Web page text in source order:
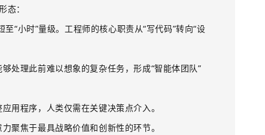
态：
至“小时”量级。工程师的核心职责从“写代码”转向“设
处理此前难以想象的复杂任务，形成“智能体团队”
用程序，人类仅需在关键决策点介入。
聚焦于最具战略价值和创新性的环节。